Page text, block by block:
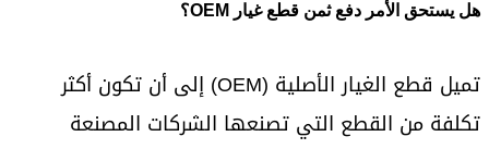
هل يستحق الأمر دفع ثمن قطع غيار OEM؟
تميل قطع الغيار الأصلية (OEM) إلى أن تكون أكثر
تكلفة من القطع التي تصنعها الشركات المصنعة